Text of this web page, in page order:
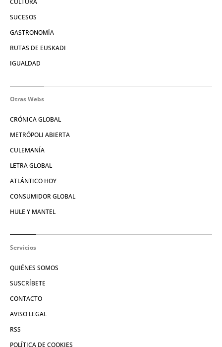
SUCESOS
GASTRONOMÍA
RUTAS DE EUSKADI
IGUALDAD
Otras Webs
CRÓNICA GLOBAL
METRÓPOLI ABIERTA
CULEMANÍA
LETRA GLOBAL
ATLÁNTICO HOY
CONSUMIDOR GLOBAL
HULE Y MANTEL
Servicios
QUIÉNES SOMOS
SUSCRÍBETE
CONTACTO
AVISO LEGAL
RSS
POLÍTICA DE COOKIES